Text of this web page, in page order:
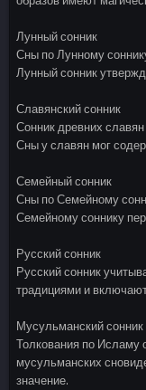
Лунный сонник
Сны по Лунному
Лунный сонник
Славянский сонник
Сонник древних
Сны у славян мог
Семейный сонник
Сны по Семейному
Семейному соннику
Русский сонник
Русский сонник
традициями и
Мусульманский сонник
Толкования по Исламу
мусульманских
значение.